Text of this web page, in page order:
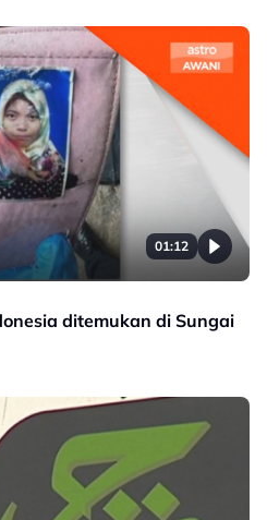
01:12
ditemukan di Sungai